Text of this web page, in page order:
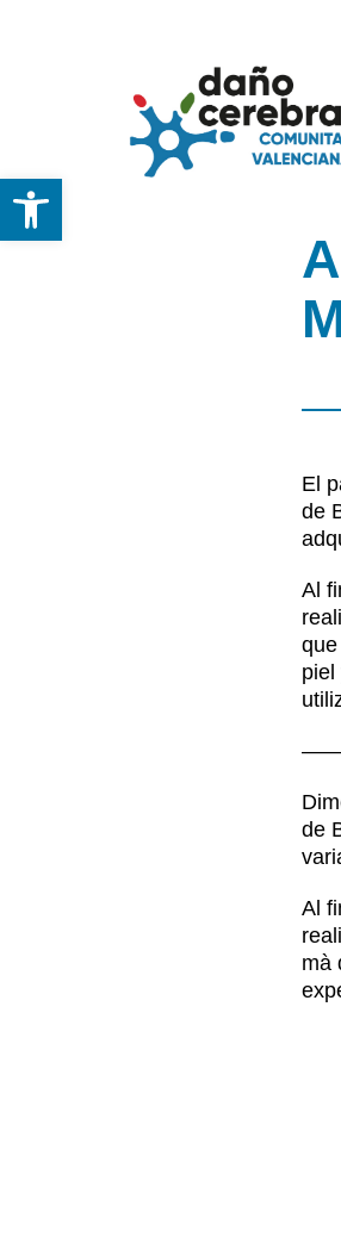
Abrir barra de herramientas
El
de
Al
piel
de
Al
mà